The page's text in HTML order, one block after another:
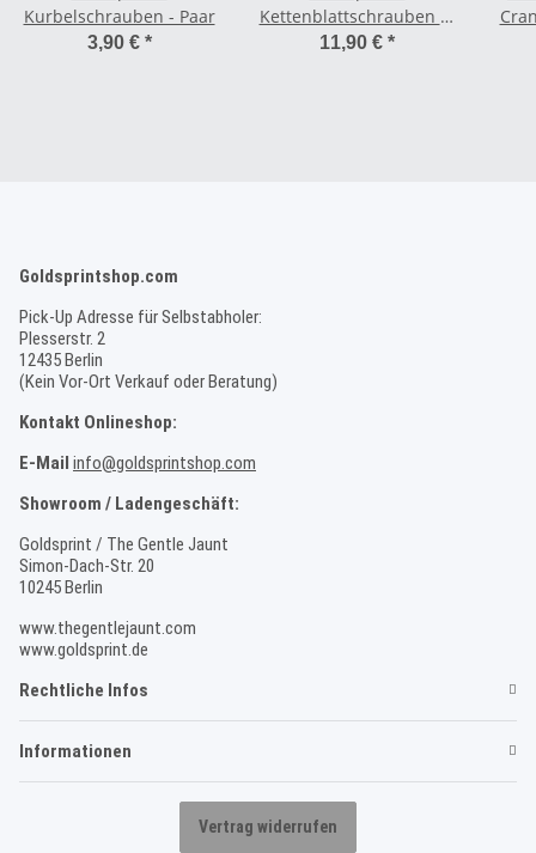
Kurbelschrauben - Paar
3,90 € *
Kettenblattschrauben 1-
fach - Aluminium
11,90 € *
Goldsprintshop.com
Pick-Up Adresse für Selbstabholer:
Plesserstr. 2
12435 Berlin
(Kein Vor-Ort Verkauf oder Beratung)
Kontakt Onlineshop:
E-Mail info@goldsprintshop.com
Showroom / Ladengeschäft:
Goldsprint / The Gentle Jaunt
Simon-Dach-Str. 20
10245 Berlin
www.thegentlejaunt.com
www.goldsprint.de
Rechtliche Infos
Informationen
Vertrag widerrufen